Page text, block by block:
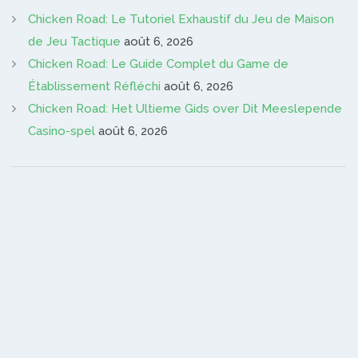
Chicken Road: Le Tutoriel Exhaustif du Jeu de Maison
de Jeu Tactique août 6, 2026
Chicken Road: Le Guide Complet du Game de
Établissement Réfléchi août 6, 2026
Chicken Road: Het Ultieme Gids over Dit Meeslepende
Casino-spel août 6, 2026